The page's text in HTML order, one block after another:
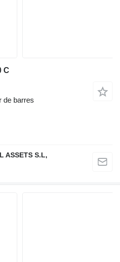
C
de barres
ASSETS S.L,